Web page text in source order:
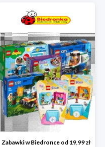
Zabawki w Biedronce od 19,99 zł